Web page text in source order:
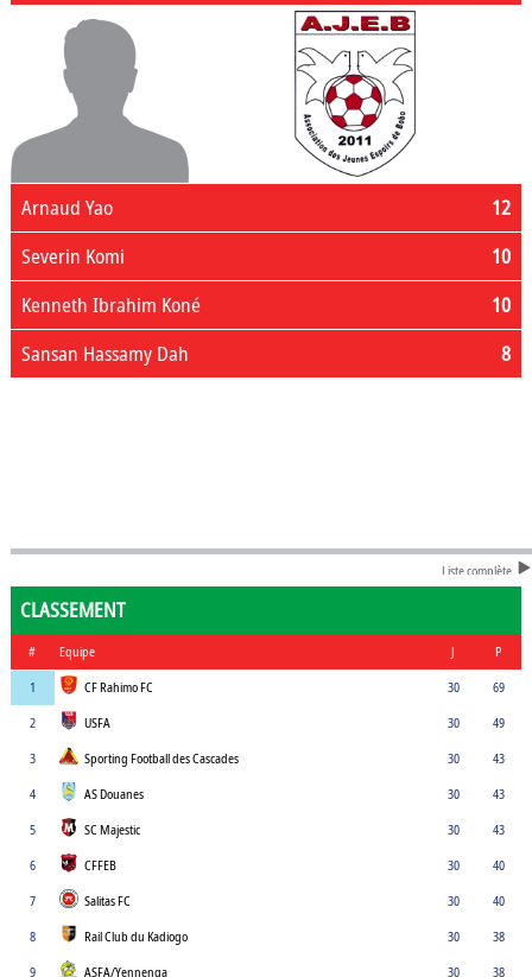
12
Arnaud Yao
10
Severin Komi
10
Kenneth Ibrahim Koné
8
Sansan Hassamy Dah
Liste complète
CLASSEMENT
# Equipe J
P
1
CF Rahimo FC 30
69
2
USFA 30
49
3
Sporting Football des Cascades 30
43
4
AS Douanes 30
43
5
SC Majestic 30
43
6
CFFEB 30
40
7
Salitas FC 30
40
8
Rail Club du Kadiogo 30
38
9
ASFA/Yennenga 30
38